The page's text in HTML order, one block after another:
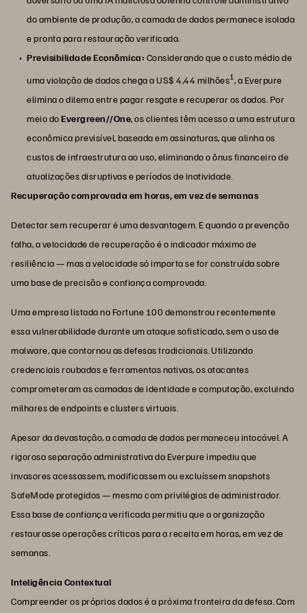
do ambiente de produção, a camada de dados permanece isolada
e pronta para restauração verificada.
Previsibilidade Econômica: Considerando que o custo médio de
uma violação de dados chega a US$ 4,44 milhões1, a Everpure
elimina o dilema entre pagar resgate e recuperar os dados. Por
meio doEvergreen//One, os clientes têm acesso a uma estrutura
econômica previsível, baseada em assinaturas, que alinha os
custos de infraestrutura ao uso, eliminando o ônus financeiro de
atualizações disruptivas e períodos de inatividade.
Recuperação comprovada em horas, em vez de semanas
Detectar sem recuperar é uma desvantagem. E quando a prevenção
falha, a velocidade de recuperação é o indicador máximo de
resiliência — mas a velocidade só importa se for construída sobre
uma base de precisão e confiança comprovada.
Uma empresa listada na Fortune 100 demonstrou recentemente
essa vulnerabilidade durante um ataque sofisticado, sem o uso de
malware, que contornou as defesas tradicionais. Utilizando
credenciais roubadas e ferramentas nativas, os atacantes
comprometeram as camadas de identidade e computação, excluindo
milhares de endpoints e clusters virtuais.
Apesar da devastação, a camada de dados permaneceu intocável. A
rigorosa separação administrativa da Everpure impediu que
invasores acessassem, modificassem ou excluíssem snapshots
SafeMode protegidos — mesmo com privilégios de administrador.
Essa base de confiança verificada permitiu que a organização
restaurasse operações críticas para a receita em horas, em vez de
semanas.
Inteligência Contextual
Compreender os próprios dados é a próxima fronteira da defesa. Com